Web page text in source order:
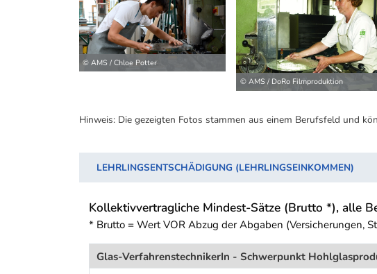
© AMS / Chloe Potter
© AMS / DoRo Filmproduktion
Hinweis: Die gezeigten Fotos stammen aus einem Berufsfeld und
LEHRLINGSENTSCHÄDIGUNG (LEHRLINGSEINKOMMEN)
Kollektivvertragliche Mindest-Sätze (Brutto *), alle
* Brutto = Wert VOR Abzug der Abgaben (Versicherungen,
Glas-VerfahrenstechnikerIn - Schwerpunkt